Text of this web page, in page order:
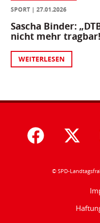
SPORT
27.01.2026
Sascha Binder:
nicht mehr
WEITERLESEN
© SPD-